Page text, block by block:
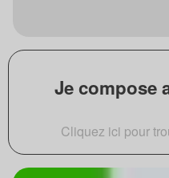
Je compose
Cliquez ici pour